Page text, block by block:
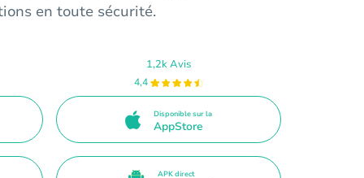
en toute sécurité.
1,2k Avis
4,4
Disponible sur la
AppStore
APK direct